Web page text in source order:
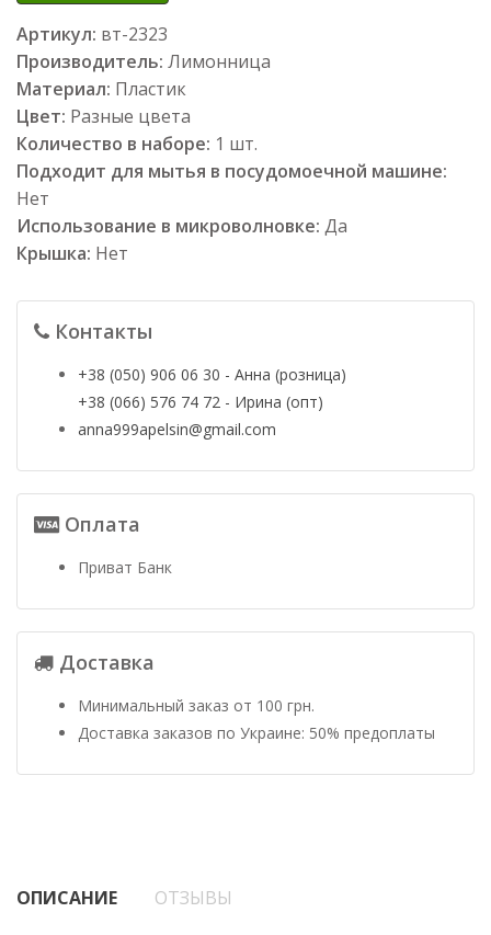
Артикул: вт-2323
Производитель: Лимонница
Материал: Пластик
Цвет: Разные цвета
Количество в наборе: 1 шт.
Подходит для мытья в посудомоечной машине:
Нет
Использование в микроволновке: Да
Крышка: Нет
Контакты
+38 (050) 906 06 30 - Анна (розница)
+38 (066) 576 74 72 - Ирина (опт)
anna999apelsin@gmail.com
Оплата
Приват Банк
Доставка
Минимальный заказ от 100 грн.
Доставка заказов по Украине: 50% предоплаты
ОПИСАНИЕ ОТЗЫВЫ